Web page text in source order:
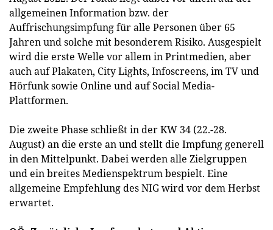
allgemeinen Information bzw. der
Auffrischungsimpfung für alle Personen über 65
Jahren und solche mit besonderem Risiko. Ausgespielt
wird die erste Welle vor allem in Printmedien, aber
auch auf Plakaten, City Lights, Infoscreens, im TV und
Hörfunk sowie Online und auf Social Media-
Plattformen.
Die zweite Phase schließt in der KW 34 (22.-28.
August) an die erste an und stellt die Impfung generell
in den Mittelpunkt. Dabei werden alle Zielgruppen
und ein breites Medienspektrum bespielt. Eine
allgemeine Empfehlung des NIG wird vor dem Herbst
erwartet.